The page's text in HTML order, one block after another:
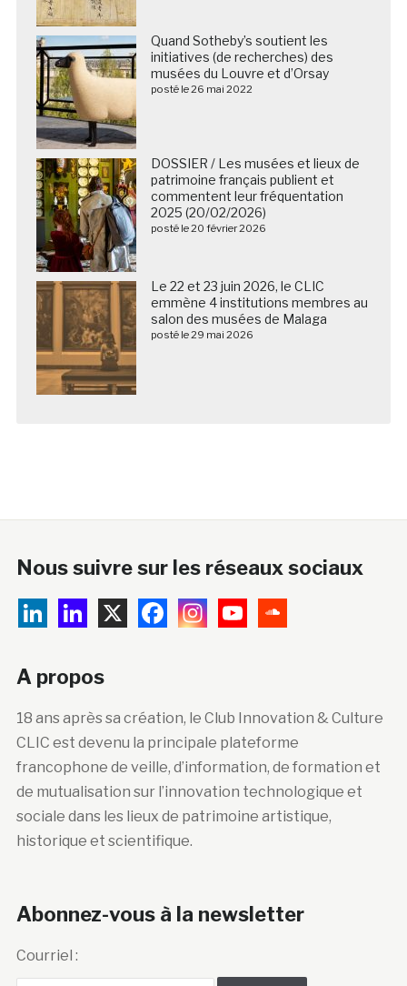
Quand Sotheby’s soutient les
initiatives (de recherches) des
musées du Louvre et d’Orsay
posté le 26 mai 2022
DOSSIER / Les musées et lieux de
patrimoine français publient et
commentent leur fréquentation
2025 (20/02/2026)
posté le 20 février 2026
Le 22 et 23 juin 2026, le CLIC
emmène 4 institutions membres au
salon des musées de Malaga
posté le 29 mai 2026
Nous suivre sur les réseaux sociaux
A propos
18 ans après sa création, le Club Innovation & Culture
CLIC est devenu la principale plateforme
francophone de veille, d’information, de formation et
de mutualisation sur l’innovation technologique et
sociale dans les lieux de patrimoine artistique,
historique et scientifique.
Abonnez-vous à la newsletter
Courriel :